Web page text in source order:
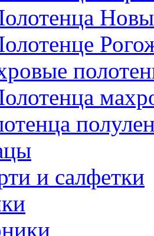
и салфетки